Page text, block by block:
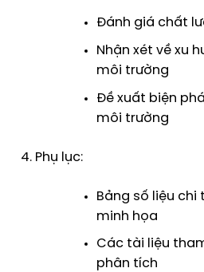
Đánh giá chất
Nhận xét về xu
môi trường
Đề xuất biện
môi trường
Phụ lục:
Bảng số liệu chi
minh họa
Các tài liệu
phân tích